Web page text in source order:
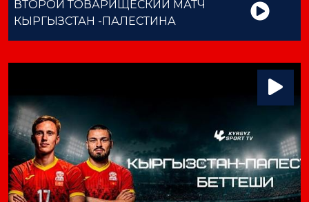
ВТОРОЙ ТОВАРИЩЕСКИЙ МАТЧ
КЫРГЫЗСТАН -ПАЛЕСТИНА